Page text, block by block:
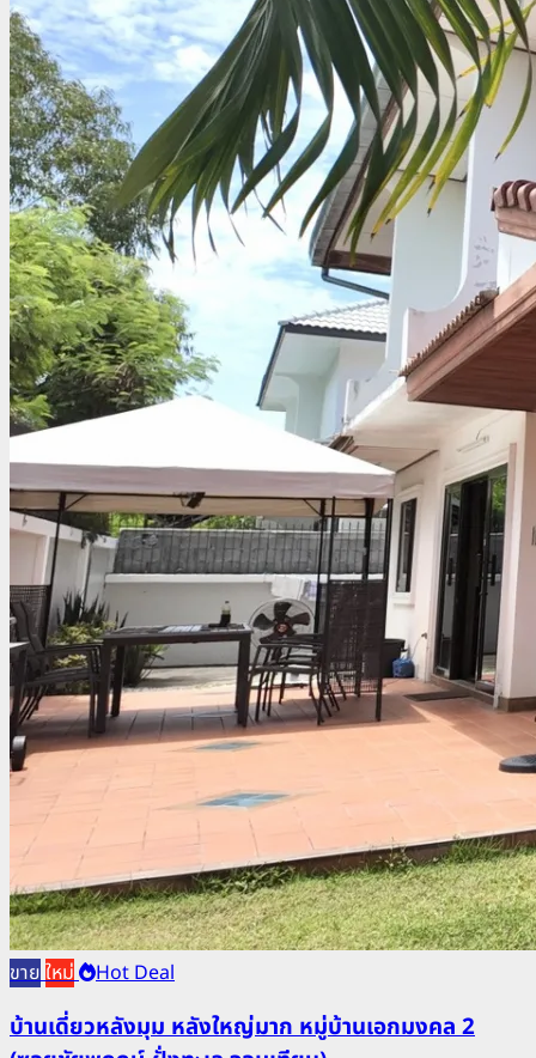
ขายใหม่ Hot Deal
บ้านเดี่ยวหลังมุม หลังใหญ่มาก หมู่บ้านเอกมงคล 2